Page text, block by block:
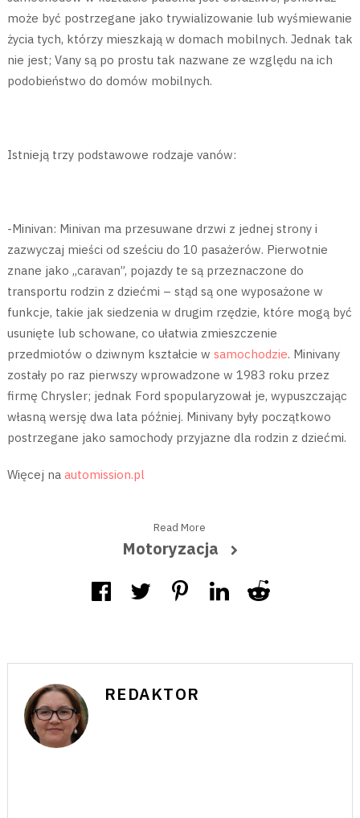
może być postrzegane jako trywializowanie lub wyśmiewanie
życia tych, którzy mieszkają w domach mobilnych. Jednak tak
nie jest; Vany są po prostu tak nazwane ze względu na ich
podobieństwo do domów mobilnych.
Istnieją trzy podstawowe rodzaje vanów:
-Minivan: Minivan ma przesuwane drzwi z jednej strony i
zazwyczaj mieści od sześciu do 10 pasażerów. Pierwotnie
znane jako „caravan”, pojazdy te są przeznaczone do
transportu rodzin z dziećmi – stąd są one wyposażone w
funkcje, takie jak siedzenia w drugim rzędzie, które mogą być
usunięte lub schowane, co ułatwia zmieszczenie
przedmiotów o dziwnym kształcie w samochodzie. Minivany
zostały po raz pierwszy wprowadzone w 1983 roku przez
firmę Chrysler; jednak Ford spopularyzował je, wypuszczając
własną wersję dwa lata później. Minivany były początkowo
postrzegane jako samochody przyjazne dla rodzin z dziećmi.
Więcej na automission.pl
Read More
Motoryzacja
REDAKTOR